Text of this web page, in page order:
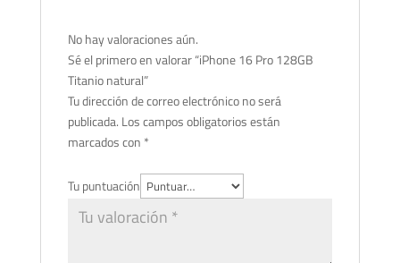
No hay valoraciones aún.
Sé el primero en valorar “iPhone 16 Pro 128GB
Titanio natural”
Tu dirección de correo electrónico no será
publicada. Los campos obligatorios están
marcados con *
Tu puntuación